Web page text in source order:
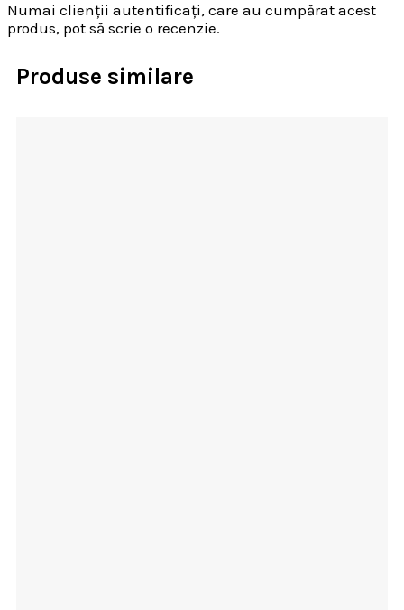
Numai clienții autentificați, care au cumpărat acest
produs, pot să scrie o recenzie.
Produse similare